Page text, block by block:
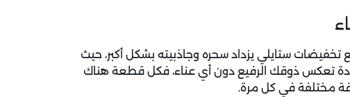
تخفيضات ستايلي يزداد سحره وجاذبيته بشكل أكبر، حيث
تعكس ذوقك الرفيع دون أي عناء، فكل قطعة هناك
مختلفة في كل مرة.